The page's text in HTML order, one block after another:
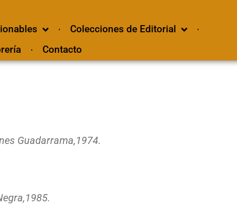
Colecciones de Editorial
Contacto
Guadarrama,1974.
1985.